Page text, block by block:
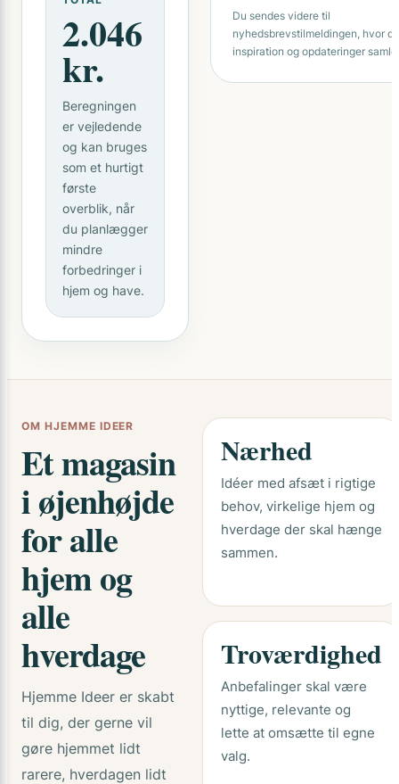
2.046
kr.
Beregningen
er vejledende
og kan bruges
som et hurtigt
første
overblik, når
du planlægger
mindre
forbedringer i
hjem og have.
Du sendes videre til
nyhedsbrevstilmeldingen, hvor
inspiration og opdateringer
OM HJEMME IDEER
Et magasin
i øjenhøjde
for alle
hjem og
alle
hverdage
Hjemme Ideer er skabt
til dig, der gerne vil
gøre hjemmet lidt
rarere, hverdagen lidt
Nærhed
Idéer med afsæt i rigtige
behov, virkelige hjem og
hverdage der skal hænge
sammen.
Troværdighed
Anbefalinger skal være
nyttige, relevante og
lette at omsætte til egne
valg.